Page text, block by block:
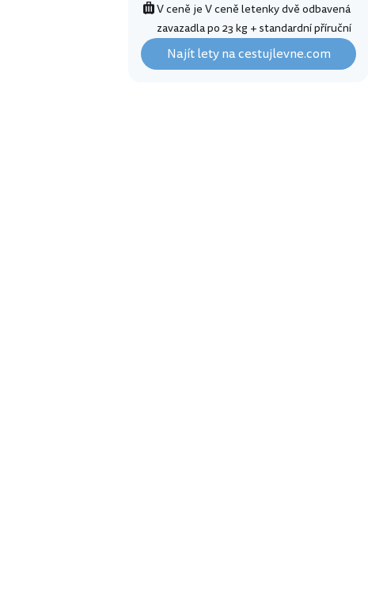
V ceně je V ceně letenky dvě odbavená
zavazadla po 23 kg + standardní příruční
Najít lety na cestujlevne.com